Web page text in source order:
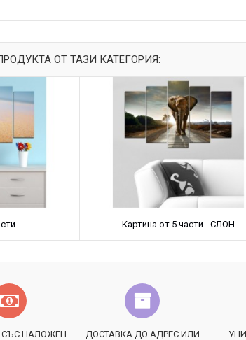
ОТ ТАЗИ КАТЕГОРИЯ:
-... Картина от 5 части - СЛОН
СЪС НАЛОЖЕН
ДОСТАВКА ДО АДРЕС ИЛИ